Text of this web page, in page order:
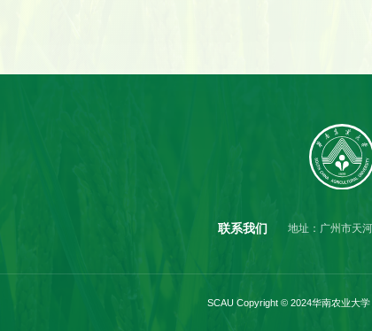
联系我们 地址：广州市天
SCAU Copyright © 2024华南农业大